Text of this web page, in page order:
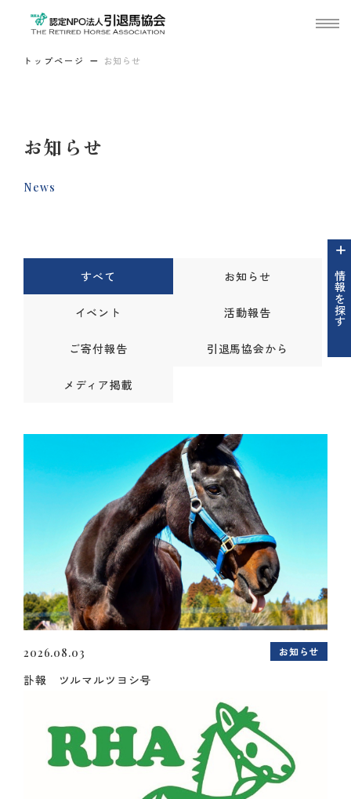
トップページ お知らせ
お知らせ
News
情報を探す
すべて お知らせ
イベント 活動報告
ご寄付報告 引退馬協会から
メディア掲載
2026.08.03 お知らせ
訃報 ツルマルツヨシ号